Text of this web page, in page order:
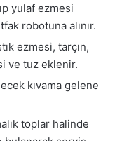
yulaf ezmesi
robotuna alınır.
ezmesi, tarçın,
ve tuz eklenir.
kıvama gelene
toplar halinde